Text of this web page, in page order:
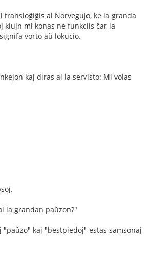
transloĝiĝis al Norvegujo, ke la granda
kiujn mi konas ne funkciis ĉar la
vorto aŭ lokucio.
kaj diras al la servisto: Mi volas
la grandan paŭzon?"
"paŭzo" kaj "bestpiedoj" estas samsonaj